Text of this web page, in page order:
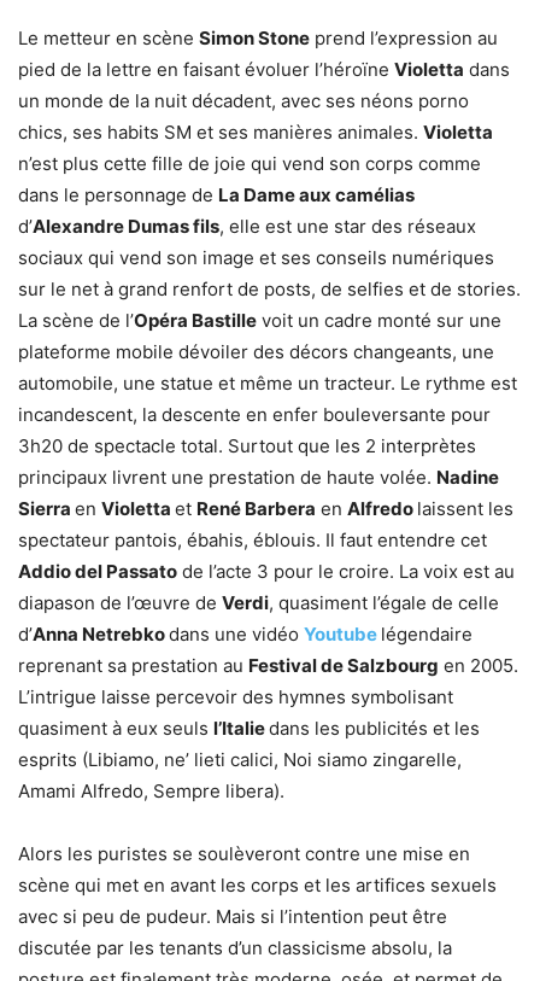
Le metteur en scène Simon Stone prend l’expression au
pied de la lettre en faisant évoluer l’héroïne Violetta dans
un monde de la nuit décadent, avec ses néons porno
chics, ses habits SM et ses manières animales. Violetta
n’est plus cette fille de joie qui vend son corps comme
dans le personnage de La Dame aux camélias
d’Alexandre Dumas fils, elle est une star des réseaux
sociaux qui vend son image et ses conseils numériques
sur le net à grand renfort de posts, de selfies et de stories.
La scène de l’Opéra Bastille voit un cadre monté sur une
plateforme mobile dévoiler des décors changeants, une
automobile, une statue et même un tracteur. Le rythme est
incandescent, la descente en enfer bouleversante pour
3h20 de spectacle total. Surtout que les 2 interprètes
principaux livrent une prestation de haute volée. Nadine
Sierra en Violetta et René Barbera en Alfredo laissent les
spectateur pantois, ébahis, éblouis. Il faut entendre cet
Addio del Passato de l’acte 3 pour le croire. La voix est au
diapason de l’œuvre de Verdi, quasiment l’égale de celle
d’Anna Netrebkodans une vidéo Youtube légendaire
reprenant sa prestation au Festival de Salzbourg en 2005.
L’intrigue laisse percevoir des hymnes symbolisant
quasiment à eux seuls l’Italiedans les publicités et les
esprits (Libiamo, ne’ lieti calici, Noi siamo zingarelle,
Amami Alfredo, Sempre libera).
Alors les puristes se soulèveront contre une mise en
scène qui met en avant les corps et les artifices sexuels
avec si peu de pudeur. Mais si l’intention peut être
discutée par les tenants d’un classicisme absolu, la